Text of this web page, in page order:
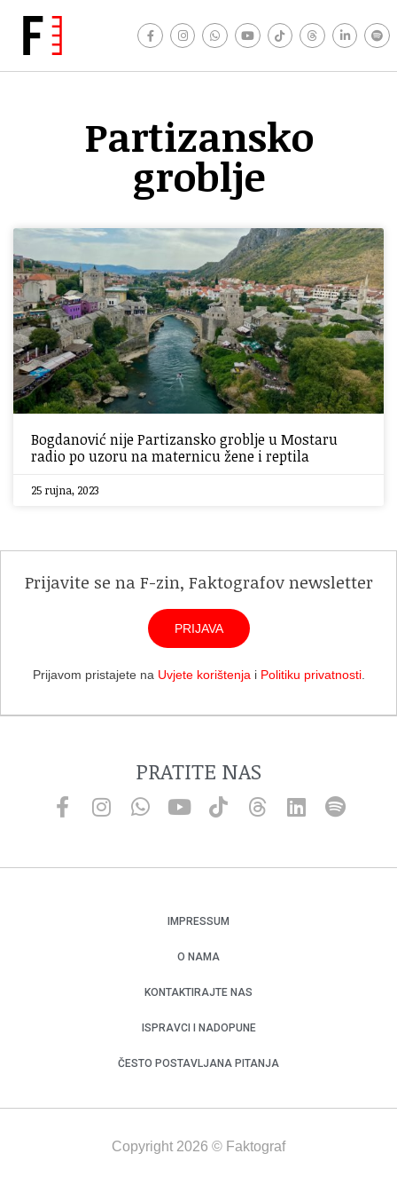
Partizansko
groblje
Bogdanović nije Partizansko groblje u Mostaru
radio po uzoru na maternicu žene i reptila
25 rujna, 2023
Prijavite se na F-zin, Faktografov newsletter
PRIJAVA
Prijavom pristajete na Uvjete korištenja i Politiku privatnosti.
PRATITE NAS
IMPRESSUM
O NAMA
KONTAKTIRAJTE NAS
ISPRAVCI I NADOPUNE
ČESTO POSTAVLJANA PITANJA
Copyright 2026 © Faktograf